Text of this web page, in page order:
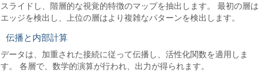
スライドし、階層的な視覚的特徴のマップを抽出します。 最初の層は
エッジを検出し、上位の層はより複雑なパターンを検出します。
伝播と内部計算
データは、加重された接続に従って伝播し、活性化関数を適用しま
す。 各層で、数学的演算が行われ、出力が得られます。